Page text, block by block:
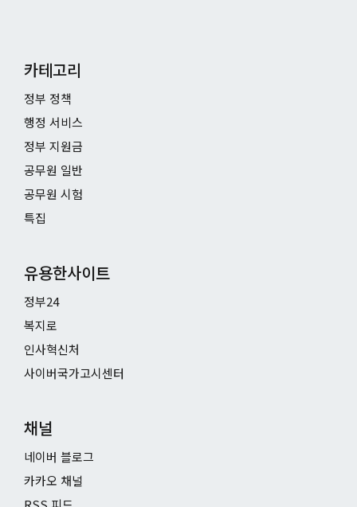
카테고리
정부 정책
행정 서비스
정부 지원금
공무원 일반
공무원 시험
특집
유용한사이트
정부24
복지로
인사혁신처
사이버국가고시센터
채널
네이버 블로그
카카오 채널